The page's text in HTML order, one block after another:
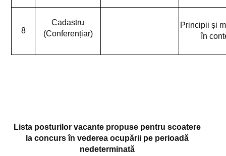
Proiect PrimStudAEU
EVENIMENTE
Ediția 2024
Ediția 2023
8
Cadastru
(Conferențiar)
Principii și
în
Lista posturilor vacante propuse pentru scoatere
la concurs în vederea ocupării pe perioadă
nedeterminată